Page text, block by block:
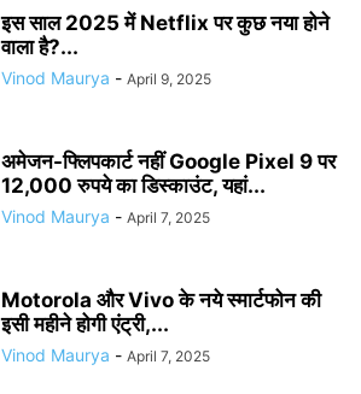
इस साल 2025 में Netflix पर कुछ नया होने
वाला है?...
Vinod Maurya - April 9, 2025
अमेजन-फ्लिपकार्ट नहीं Google Pixel 9 पर
12,000 रुपये का डिस्काउंट, यहां...
Vinod Maurya - April 7, 2025
Motorola और Vivo के नये स्मार्टफोन की
इसी महीने होगी एंट्री,...
Vinod Maurya - April 7, 2025